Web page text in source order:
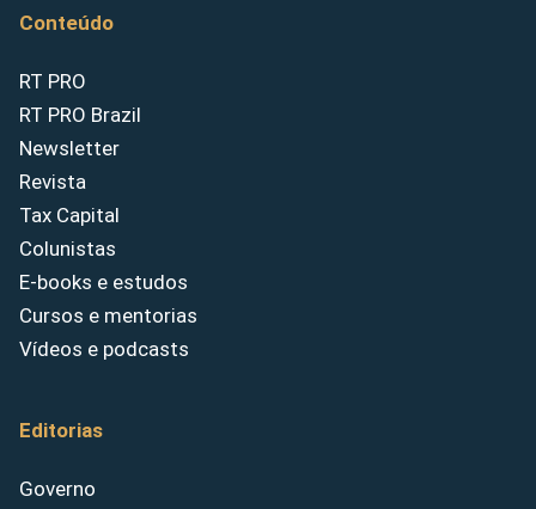
Conteúdo
RT PRO
RT PRO Brazil
Newsletter
Revista
Tax Capital
Colunistas
E-books e estudos
Cursos e mentorias
Vídeos e podcasts
Editorias
Governo